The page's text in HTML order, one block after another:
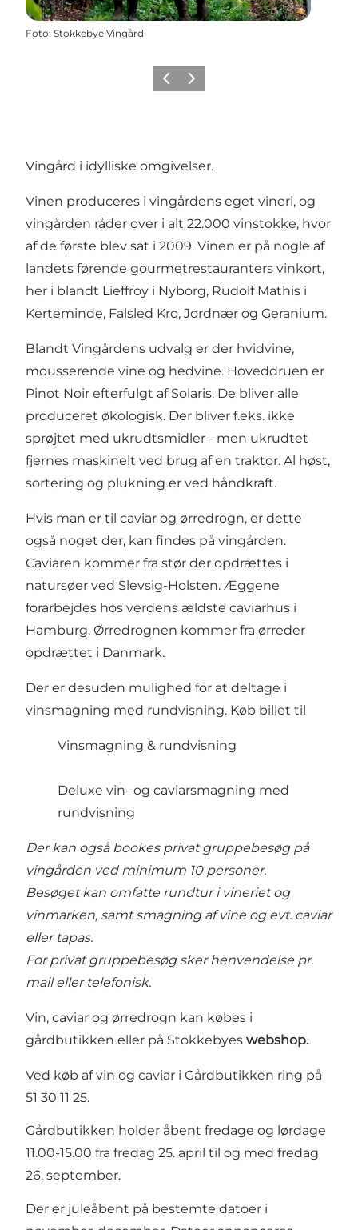
Foto: Stokkebye Vingård
ForrigeNæste
Vingård i idylliske omgivelser.
Vinen produceres i vingårdens eget vineri, og
vingården råder over i alt 22.000 vinstokke, hvor
af de første blev sat i 2009. Vinen er på nogle af
landets førende gourmetrestauranters vinkort,
her i blandt Lieffroy i Nyborg, Rudolf Mathis i
Kerteminde, Falsled Kro, Jordnær og Geranium.
Blandt Vingårdens udvalg er der hvidvine,
mousserende vine og hedvine. Hoveddruen er
Pinot Noir efterfulgt af Solaris. De bliver alle
produceret økologisk. Der bliver f.eks. ikke
sprøjtet med ukrudtsmidler - men ukrudtet
fjernes maskinelt ved brug af en traktor. Al høst,
sortering og plukning er ved håndkraft.
Hvis man er til caviar og ørredrogn, er dette
også noget der, kan findes på vingården.
Caviaren kommer fra stør der opdrættes i
natursøer ved Slevsig-Holsten. Æggene
forarbejdes hos verdens ældste caviarhus i
Hamburg. Ørredrognen kommer fra ørreder
opdrættet i Danmark.
Der er desuden mulighed for at deltage i
vinsmagning med rundvisning. Køb billet til
Vinsmagning & rundvisning
Deluxe vin- og caviarsmagning med
rundvisning
Der kan også bookes privat gruppebesøg på
vingården ved minimum 10 personer.
Besøget kan omfatte rundtur i vineriet og
vinmarken, samt smagning af vine og evt. caviar
eller tapas.
For privat gruppebesøg sker henvendelse pr.
mail eller telefonisk.
Vin, caviar og ørredrogn kan købes i
gårdbutikken eller på Stokkebyes webshop.
Ved køb af vin og caviar i Gårdbutikken ring på
51 30 11 25.
Gårdbutikken holder åbent fredage og lørdage
11.00-15.00 fra fredag 25. april til og med fredag
26. september.
Der er juleåbent på bestemte datoer i